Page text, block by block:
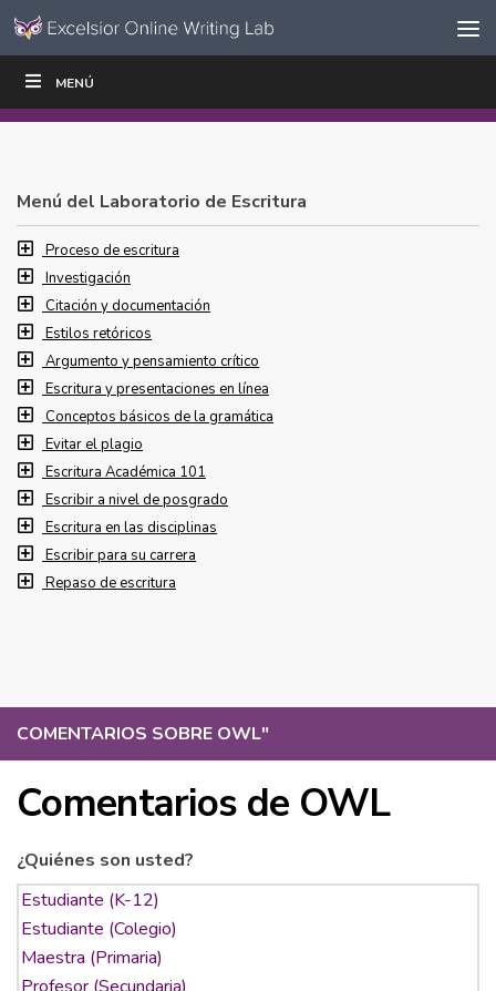
Ir al contenido
navegación
MENÚ
COMENTARIOS SOBRE OWL"
Comentarios de OWL
¿Quiénes son usted?
ESCRIBIR
Menú del Laboratorio de Escritura
Proceso de escritura
Investigación
Citación y documentación
Estilos retóricos
Argumento y pensamiento crítico
Escritura y presentaciones en línea
Conceptos básicos de la gramática
Evitar el plagio
Escritura Académica 101
Escribir a nivel de posgrado
Escritura en las disciplinas
Escribir para su carrera
Repaso de escritura